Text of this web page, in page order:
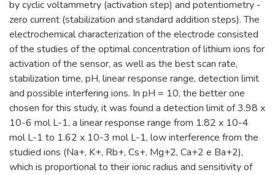
by cyclic voltammetry (activation step) and potentiometry -
zero current (stabilization and standard addition steps). The
electrochemical characterization of the electrode consisted
of the studies of the optimal concentration of lithium ions for
activation of the sensor, as well as the best scan rate,
stabilization time, pH, linear response range, detection limit
and possible interfering ions. In pH = 10, the better one
chosen for this study, it was found a detection limit of 3.98 x
10-6 mol L-1, a linear response range from 1.82 x 10-4
mol L-1 to 1.62 x 10-3 mol L-1, low interference from the
studied ions (Na+, K+, Rb+, Cs+, Mg+2, Ca+2 e Ba+2),
which is proportional to their ionic radius and sensitivity of